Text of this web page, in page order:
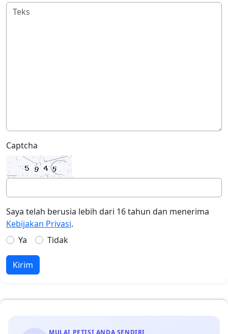
Captcha
Saya telah berusia lebih dari 16 tahun dan menerima
Kebijakan Privasi.
Ya
Tidak
Kirim
MULAI PETISI ANDA SENDIRI